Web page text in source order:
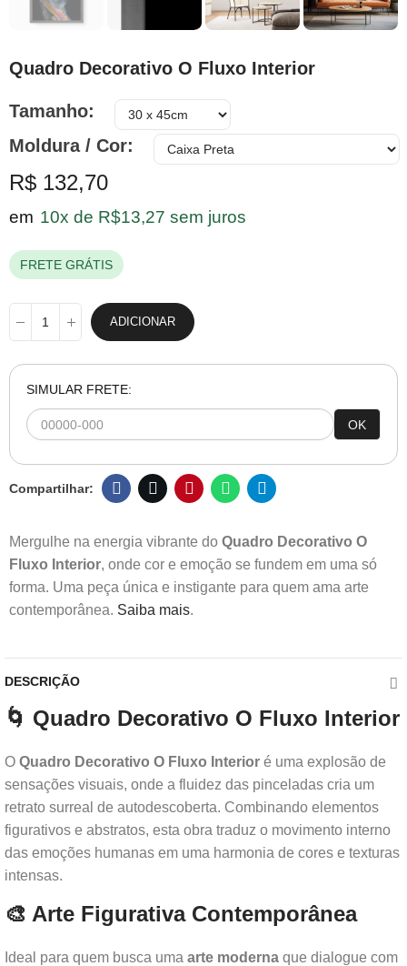
Quadro Decorativo O Fluxo Interior
Tamanho
Moldura / Cor
R$ 132,70
em 10x de R$13,27 sem juros
FRETE GRÁTIS
ADICIONAR
SIMULAR FRETE:
OK
Mergulhe na energia vibrante do Quadro Decorativo O
Fluxo Interior, onde cor e emoção se fundem em uma só
forma. Uma peça única e instigante para quem ama arte
contemporânea. Saiba mais.
DESCRIÇÃO
🌀 Quadro Decorativo O Fluxo Interior
O Quadro Decorativo O Fluxo Interior é uma explosão de
sensações visuais, onde a fluidez das pinceladas cria um
retrato surreal de autodescoberta. Combinando elementos
figurativos e abstratos, esta obra traduz o movimento interno
das emoções humanas em uma harmonia de cores e texturas
intensas.
🎨 Arte Figurativa Contemporânea
Ideal para quem busca uma arte moderna que dialogue com